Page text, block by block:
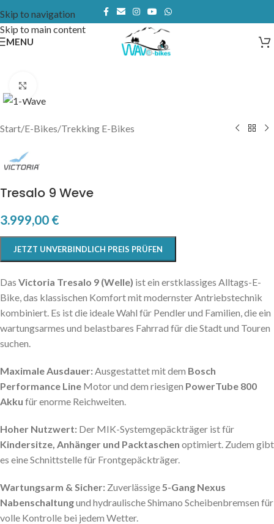
Skip to navigation
Skip to main content
MENU
Start/E-Bikes/Trekking E-Bikes
Tresalo 9 Weve
3.999,00 €
JETZT UNVERBINDLICH PREIS PRÜFEN
Das Victoria Tresalo 9 (Welle) ist ein erstklassiges Alltags-E-
Bike, das klassischen Komfort mit modernster Antriebstechnik
kombiniert. Es ist die ideale Wahl für Pendler und Familien, die ein
wartungsarmes und belastbares Fahrrad für die Stadt und Touren
suchen.
Maximale Ausdauer:Ausgestattet mit dem Bosch
Performance Line Motor und dem riesigen PowerTube 800
Akku für enorme Reichweiten.
Hoher Nutzwert: Der MIK-Systemgepäckträger ist für
Kindersitze, Anhänger und Packtaschen optimiert. Zudem gibt
es eine Schnittstelle für Frontgepäckträger.
Wartungsarm & Sicher: Zuverlässige5-Gang Nexus
Nabenschaltungund hydraulische Shimano Scheibenbremsen für
volle Kontrolle bei jedem Wetter.